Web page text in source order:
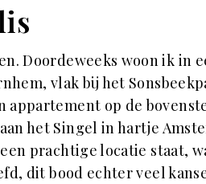
Doordeweeks woon ik in
vlak bij het
appartement op de
het Singel in hartje
prachtige locatie staat,
dit bood echter veel